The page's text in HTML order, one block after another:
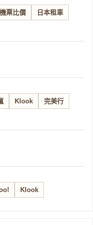
機票比價 日本租車
Klook 完美行
Klook